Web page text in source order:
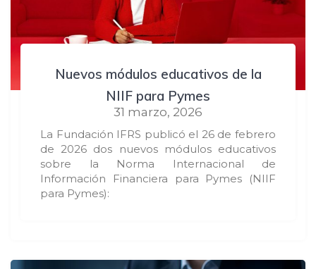
Nuevos módulos educativos de la
NIIF para Pymes
31 marzo, 2026
La Fundación IFRS publicó el 26 de febrero
de 2026 dos nuevos módulos educativos
sobre la Norma Internacional de
Información Financiera para Pymes (NIIF
para Pymes):